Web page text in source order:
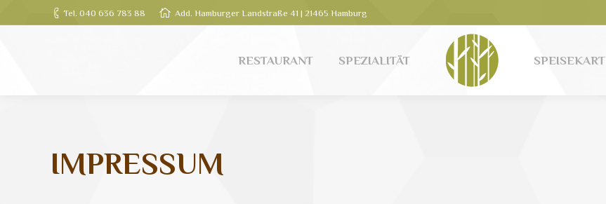
Tel. 040 636 783 88 Add. Hamburger Landstraße 41 | 21465 Hamburg
RESTAURANT SPEZIALITÄT
IMPRESSUM